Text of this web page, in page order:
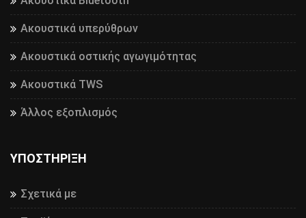
Ακουστικά υπερύθρων
Ακουστικά οστικής αγωγιμότητας
Ακουστικά TWS
Άλλος εξοπλισμός
ΥΠΟΣΤΉΡΙΞΗ
Σχετικά με